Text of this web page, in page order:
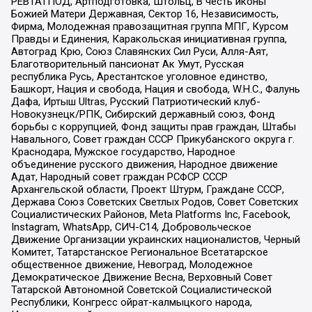
Божией Матери Державная, Сектор 16, Независимость,
Фирма, Молодежная правозащитная группа МПГ, Курсом
Правды и Единения, Каракольская инициативная группа,
Автоград Крю, Союз Славянских Сил Руси, Алля-Аят,
Благотворительный пансионат Ак Умут, Русская
республика Русь, Арестантское уголовное единство,
Башкорт, Нация и свобода, Нация и свобода, W.H.С., Фалунь
Дафа, Иртыш Ultras, Русский Патриотический клуб-
Новокузнецк/РПК, Сибирский державный союз, Фонд
борьбы с коррупцией, Фонд защиты прав граждан, Штабы
Навального, Совет граждан СССР Прикубанского округа г.
Краснодара, Мужское государство, Народное
объединение русского движения, Народное движение
Адат, Народный совет граждан РСФСР СССР
Архангельской области, Проект Штурм, Граждане СССР,
Держава Союз Советских Светлых Родов, Совет Советских
Социалистических Районов, Meta Platforms Inc, Facebook,
Instagram, WhatsApp, СИЧ-С14, Добровольческое
Движение Организации украинских националистов, Черный
Комитет, Татарстанское Региональное Всетатарское
общественное движение, Невоград, Молодежное
Демократическое Движение Весна, Верховный Совет
Татарской Автономной Советской Социалистической
Республики, Конгресс ойрат-калмыцкого народа,